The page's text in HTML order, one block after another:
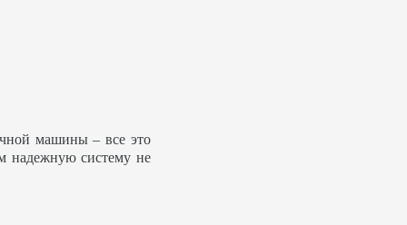
машины – все это
надежную систему не